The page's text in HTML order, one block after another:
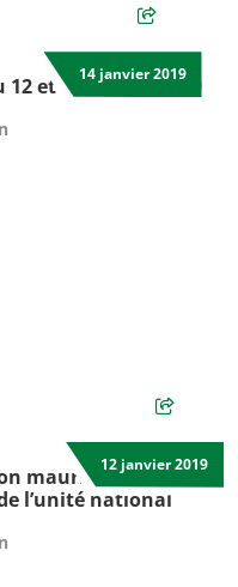
14 janvier 2019
et 13 janvier 2019
12 janvier 2019
mauritanienne de
l’unité national